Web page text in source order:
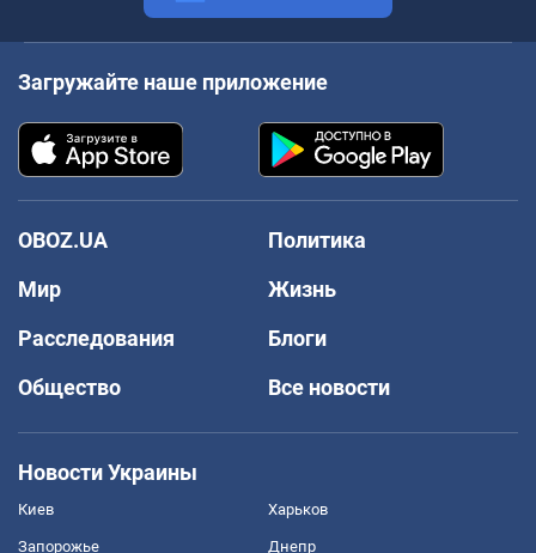
Загружайте наше приложение
OBOZ.UA
Политика
Мир
Жизнь
Расследования
Блоги
Общество
Все новости
Новости Украины
Киев Харьков
Запорожье Днепр